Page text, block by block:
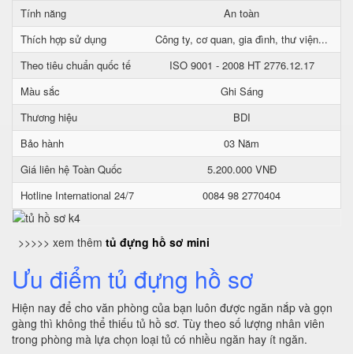
Tính năng
An toàn
Thích hợp sử dụng
Công ty, cơ quan, gia đình, thư viện...
Theo tiêu chuẩn quốc tế
ISO 9001 - 2008 HT 2776.12.17
Màu sắc
Ghi Sáng
Thương hiệu
BDI
Bảo hành
03 Năm
Giá liên hệ Toàn Quốc
5.200.000 VNĐ
Hotline International 24/7
0084 98 2770404
>>>>> xem thêm tủ đựng hồ sơ mini
Ưu điểm tủ đựng hồ sơ
Hiện nay để cho văn phòng của bạn luôn được ngăn nắp và gọn
gàng thì không thể thiếu tủ hồ sơ. Tùy theo số lượng nhân viên
trong phòng mà lựa chọn loại tủ có nhiều ngăn hay ít ngăn.